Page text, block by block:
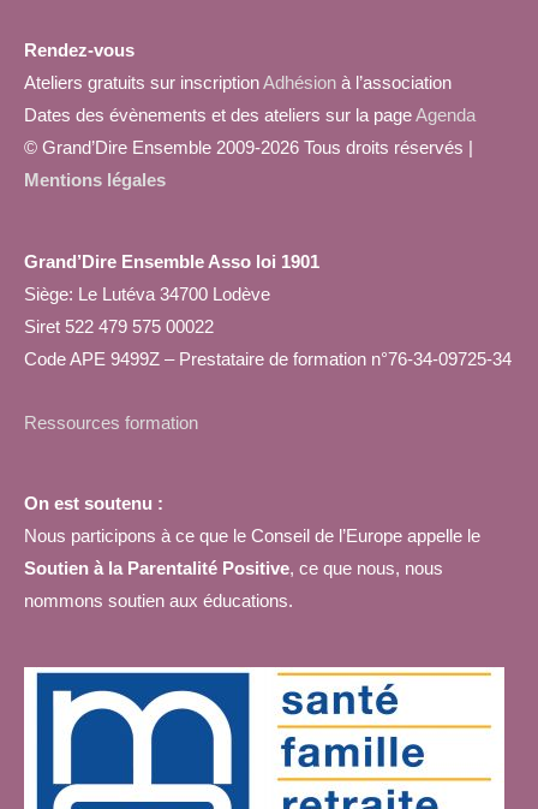
Rendez-vous
Ateliers gratuits sur inscriptionAdhésion à l’association
Dates des évènements et des ateliers sur la pageAgenda
© Grand’Dire Ensemble 2009-2026 Tous droits réservés |
Mentions légales
Grand’Dire Ensemble Asso loi 1901
Siège: Le Lutéva 34700 Lodève
Siret 522 479 575 00022
Code APE 9499Z – Prestataire de formation n°76-34-09725-34
Ressources formation
On est soutenu :
Nous participons à ce que le Conseil de l’Europe appelle le
Soutien à la Parentalité Positive, ce que nous, nous
nommons soutien aux éducations.